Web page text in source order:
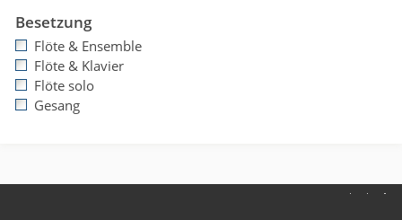
Besetzung
Flöte & Ensemble
Flöte & Klavier
Flöte solo
Gesang